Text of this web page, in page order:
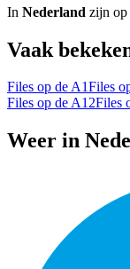
In Nederland zijn op
Vaak
Files op de A1Files
Files op de A12Files
Weer in